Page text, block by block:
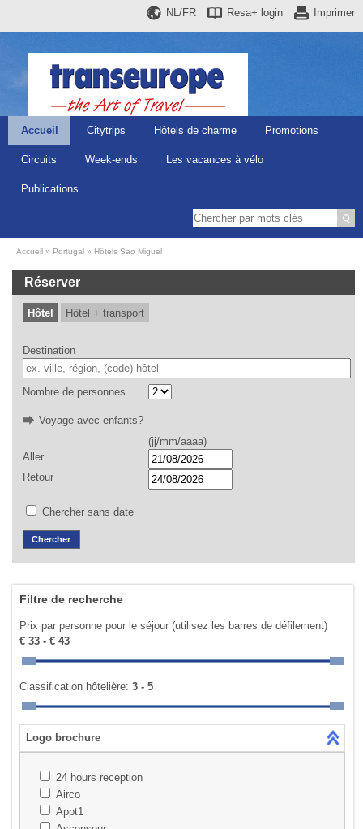
Imprimer
Resa+ login
NL/FR
Accueil Citytrips Hôtels de charme Promotions
Circuits Week-ends Les vacances à vélo
Publications
Accueil Portugal Hôtels Sao Miguel
Réserver
Hôtel Hôtel + transport
Destination
Nombre de personnes
Voyage avec enfants?
(jj/mm/aaaa)
Aller
Retour
Chercher sans date
Filtre de recherche
Prix par personne pour le séjour (utilisez les barres de défilement)
€ 33 - € 43
Classification hôtelière:3 - 5
Logo brochure
24 hours reception
Airco
Appt1